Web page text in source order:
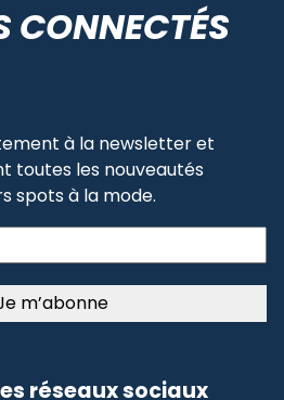
CONNECTÉS
à la newsletter et
toutes les nouveautés
spots à la mode.
réseaux sociaux